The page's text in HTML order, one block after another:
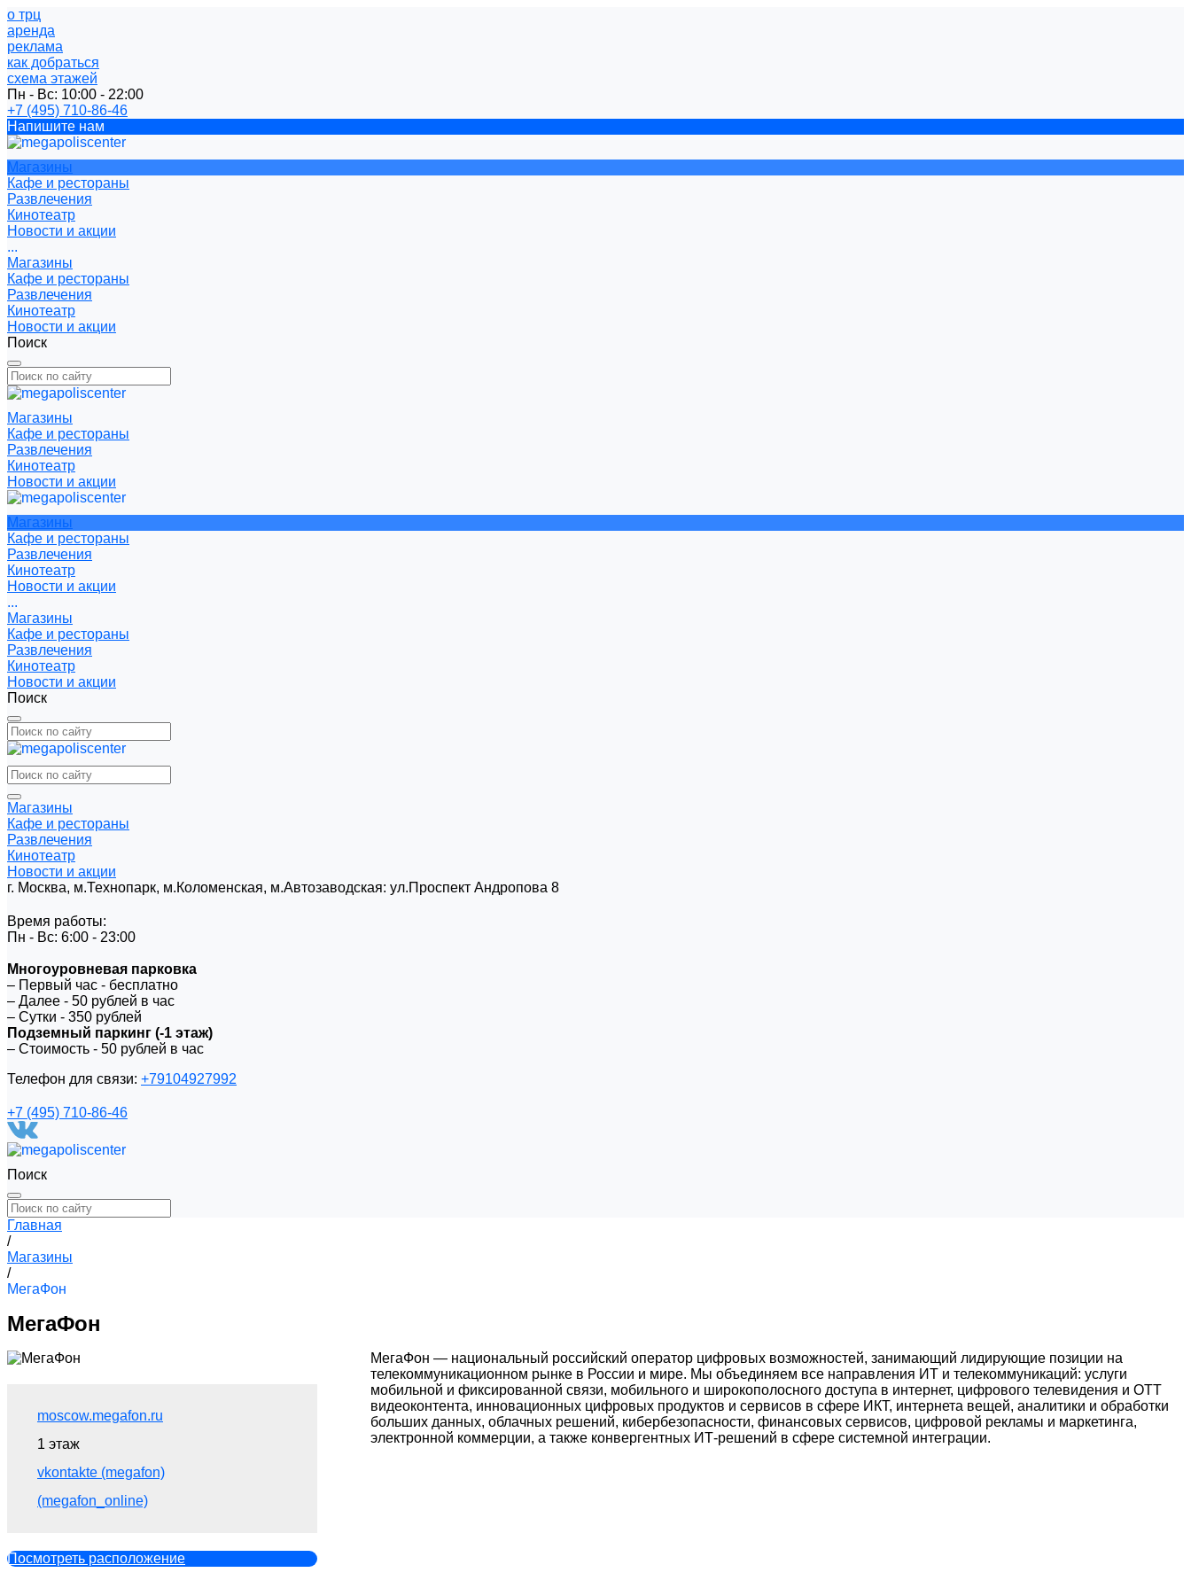
о трц
аренда
реклама
как добраться
схема этажей
Пн - Вс: 10:00 - 22:00
+7 (495) 710-86-46
Напишите нам
Магазины
Кафе и рестораны
Развлечения
Кинотеатр
Новости и акции
...
Магазины
Кафе и рестораны
Развлечения
Кинотеатр
Новости и акции
Поиск
Магазины
Кафе и рестораны
Развлечения
Кинотеатр
Новости и акции
Магазины
Кафе и рестораны
Развлечения
Кинотеатр
Новости и акции
...
Магазины
Кафе и рестораны
Развлечения
Кинотеатр
Новости и акции
Поиск
Магазины
Кафе и рестораны
Развлечения
Кинотеатр
Новости и акции
г. Москва, м.Технопарк, м.Коломенская, м.Автозаводская: ул.Проспект Андропова 8
Время работы:
Пн - Вс: 6:00 - 23:00
Многоуровневая парковка
– Первый час - бесплатно
– Далее - 50 рублей в час
– Сутки - 350 рублей
Подземный паркинг (-1 этаж)
– Стоимость - 50 рублей в час
Телефон для связи: +79104927992
+7 (495) 710-86-46
Поиск
Главная
/
Магазины
/
МегаФон
МегаФон
moscow.megafon.ru
1 этаж
vkontakte (megafon)
(megafon_online)
Посмотреть расположение
МегаФон — национальный российский оператор цифровых возможностей, занимающий лидирующие позиции на
телекоммуникационном рынке в России и мире. Мы объединяем все направления ИТ и телекоммуникаций: услуги
мобильной и фиксированной связи, мобильного и широкополосного доступа в интернет, цифрового телевидения и OTT
видеоконтента, инновационных цифровых продуктов и сервисов в сфере ИКТ, интернета вещей, аналитики и обработки
больших данных, облачных решений, кибербезопасности, финансовых сервисов, цифровой рекламы и маркетинга,
электронной коммерции, а также конвергентных ИТ-решений в сфере системной интеграции.